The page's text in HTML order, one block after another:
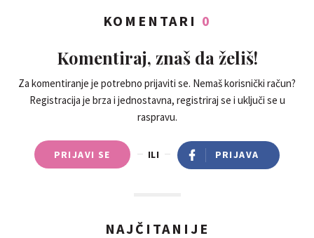
KOMENTARI 0
Komentiraj, znaš da želiš!
Za komentiranje je potrebno prijaviti se. Nemaš korisnički račun?
Registracija je brza i jednostavna, registriraj se i uključi se u
raspravu.
PRIJAVI SE ILI PRIJAVA
NAJČITANIJE